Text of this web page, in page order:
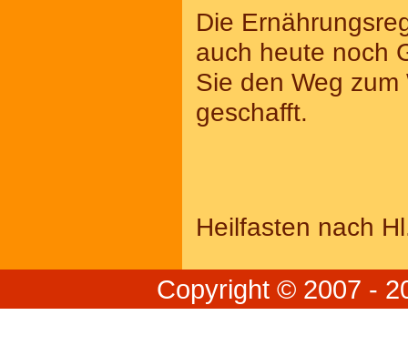
Die
auch heute noch
Sie den Weg
geschafft.
Heilfasten nach
Copyright © 2007 -